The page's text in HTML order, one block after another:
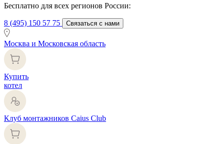
Бесплатно для всех регионов России:
8 (495) 150 57 75 Связаться с нами
Москва и Московская область
Купить
котел
Клуб монтажников Caius Club